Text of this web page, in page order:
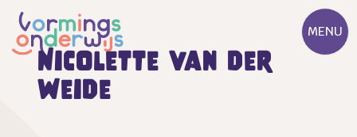
MENU
Nicolette van der
Weide